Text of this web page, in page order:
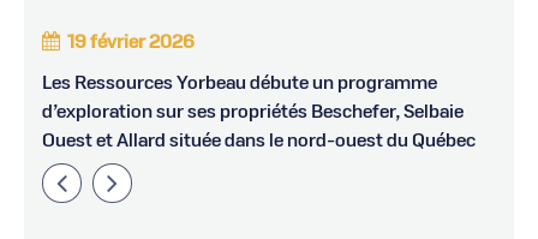
19 février 2026
Les Ressources Yorbeau débute un programme
d’exploration sur ses propriétés Beschefer, Selbaie
Ouest et Allard située dans le nord-ouest du Québec